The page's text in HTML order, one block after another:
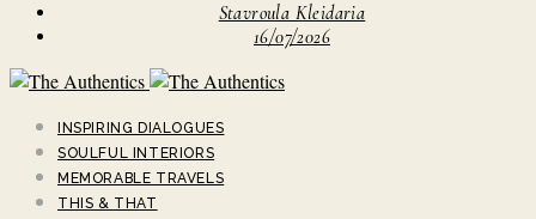
Stavroula Kleidaria
16/07/2026
INSPIRING DIALOGUES
SOULFUL INTERIORS
MEMORABLE TRAVELS
THIS & THAT